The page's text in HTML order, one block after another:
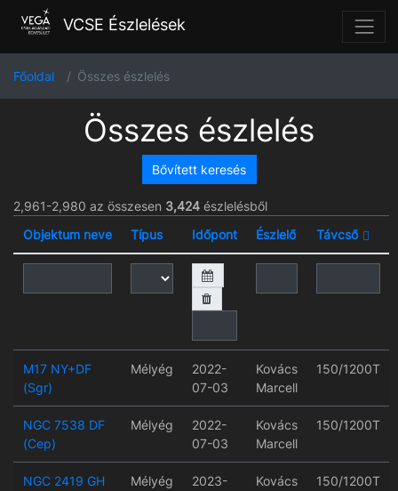
VCSE Észlelések
Főoldal Összes észlelés
Összes észlelés
Bővített keresés
2,961-2,980 az összesen 3,424 észlelésből
Objektum neve
Típus Időpont Észlelő Távcső
M17 NY+DF
(Sgr)
Mélyég
2022-
07-03
Kovács
Marcell
150/1200T
NGC 7538 DF
(Cep)
Mélyég
2022-
07-03
Kovács
Marcell
150/1200T
NGC 2419 GH
Mélyég
2023-
Kovács
150/1200T